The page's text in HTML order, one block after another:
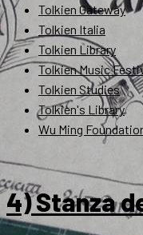
Tolkien Gateway
Tolkien Italia
Tolkien Library
Tolkien Music
Tolkien Studies
Tolkien's Library
Wu Ming
4) Stanza